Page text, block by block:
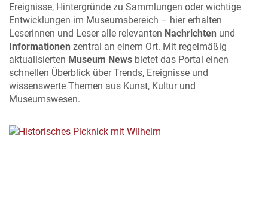
Ereignisse, Hintergründe zu Sammlungen oder wichtige
Entwicklungen im Museumsbereich – hier erhalten
Leserinnen und Leser alle relevanten Nachrichten und
Informationen zentral an einem Ort. Mit regelmäßig
aktualisierten Museum News bietet das Portal einen
schnellen Überblick über Trends, Ereignisse und
wissenswerte Themen aus Kunst, Kultur und
Museumswesen.